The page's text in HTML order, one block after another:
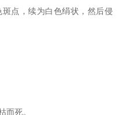
点，续为白色绢状，然后侵
而死。